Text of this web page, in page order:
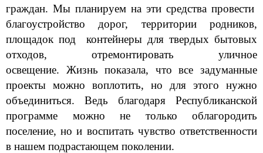
граждан. Мы планируем на эти средства провести
благоустройство дорог, территории родников,
площадок под контейнеры для твердых бытовых
отходов, отремонтировать уличное
освещение. Жизнь показала, что все задуманные
проекты можно воплотить, но для этого нужно
объединиться. Ведь благодаря Республиканской
программе можно не только облагородить
поселение, но и воспитать чувство ответственности
в нашем подрастающем поколении.